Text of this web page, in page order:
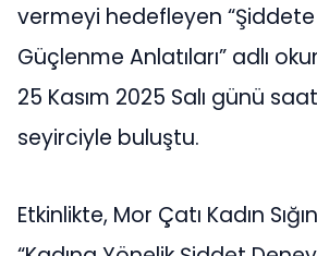
vermeyi hedefleyen “Şiddete
Güçlenme Anlatıları” adlı
25 Kasım 2025 Salı günü
seyirciyle buluştu.
Etkinlikte, Mor Çatı Kadın